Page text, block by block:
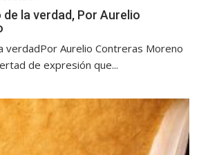
la verdad, Por Aurelio
verdadPor Aurelio Contreras Moreno
de expresión que...